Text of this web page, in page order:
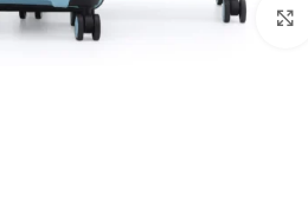
Click to enlarge